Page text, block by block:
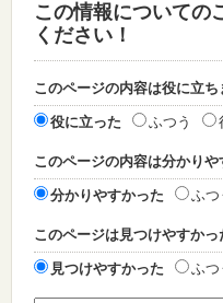
この情報についての
ください！
このページの内容は役に立ち
役に立った ふつう
このページの内容は分かりや
分かりやすかった ふつ
このページは見つけやすかっ
見つけやすかった ふつ